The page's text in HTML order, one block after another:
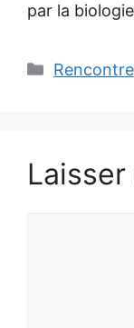
par la
Catégories
Rencontre